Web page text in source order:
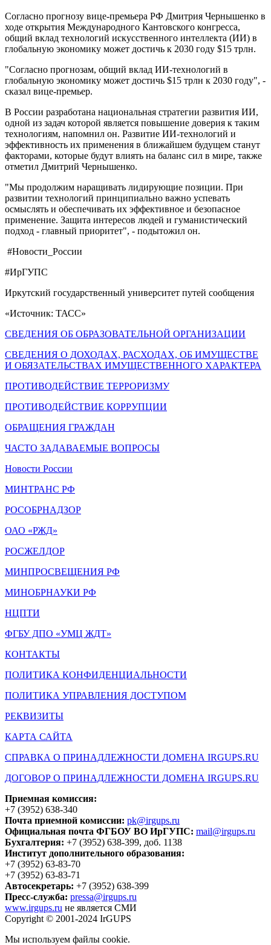
Согласно прогнозу вице-премьера РФ Дмитрия Чернышенко в
ходе открытия Международного Кантовского конгресса,
общий вклад технологий искусственного интеллекта (ИИ) в
глобальную экономику может достичь к 2030 году $15 трлн.
"Согласно прогнозам, общий вклад ИИ-технологий в
глобальную экономику может достичь $15 трлн к 2030 году", -
сказал вице-премьер.
В России разработана национальная стратегии развития ИИ,
одной из задач которой является повышение доверия к таким
технологиям, напомнил он. Развитие ИИ-технологий и
эффективность их применения в ближайшем будущем станут
факторами, которые будут влиять на баланс сил в мире, также
отметил Дмитрий Чернышенко.
"Мы продолжим наращивать лидирующие позиции. При
развитии технологий принципиально важно успевать
осмыслять и обеспечивать их эффективное и безопасное
применение. Защита интересов людей и гуманистический
подход - главный приоритет", - подытожил он.
#Новости_России
#ИрГУПС
Иркутский государственный университет путей сообщения
«Источник: ТАСС»
СВЕДЕНИЯ ОБ ОБРАЗОВАТЕЛЬНОЙ ОРГАНИЗАЦИИ
СВЕДЕНИЯ О ДОХОДАХ, РАСХОДАХ, ОБ ИМУЩЕСТВЕ
И ОБЯЗАТЕЛЬСТВАХ ИМУЩЕСТВЕННОГО ХАРАКТЕРА
ПРОТИВОДЕЙСТВИЕ ТЕРРОРИЗМУ
ПРОТИВОДЕЙСТВИЕ КОРРУПЦИИ
ОБРАЩЕНИЯ ГРАЖДАН
ЧАСТО ЗАДАВАЕМЫЕ ВОПРОСЫ
Новости России
МИНТРАНС РФ
РОСОБРНАДЗОР
ОАО «РЖД»
РОСЖЕЛДОР
МИНПРОСВЕЩЕНИЯ РФ
МИНОБРНАУКИ РФ
НЦПТИ
ФГБУ ДПО «УМЦ ЖДТ»
КОНТАКТЫ
ПОЛИТИКА КОНФИДЕНЦИАЛЬНОСТИ
ПОЛИТИКА УПРАВЛЕНИЯ ДОСТУПОМ
РЕКВИЗИТЫ
КАРТА САЙТА
СПРАВКА О ПРИНАДЛЕЖНОСТИ ДОМЕНА IRGUPS.RU
ДОГОВОР О ПРИНАДЛЕЖНОСТИ ДОМЕНА IRGUPS.RU
Приемная комиссия:
+7 (3952) 638-340
Почта приемной комиссии: pk@irgups.ru
Официальная почта ФГБОУ ВО ИрГУПС: mail@irgups.ru
Бухгалтерия: +7 (3952) 638-399, доб. 1138
Институт дополнительного образования:
+7 (3952) 63-83-70
+7 (3952) 63-83-71
Автосекретарь: +7 (3952) 638-399
Пресс-служба: pressa@irgups.ru
www.irgups.ru не является СМИ
Copyright © 2001-2024 IrGUPS
Мы используем файлы cookie.